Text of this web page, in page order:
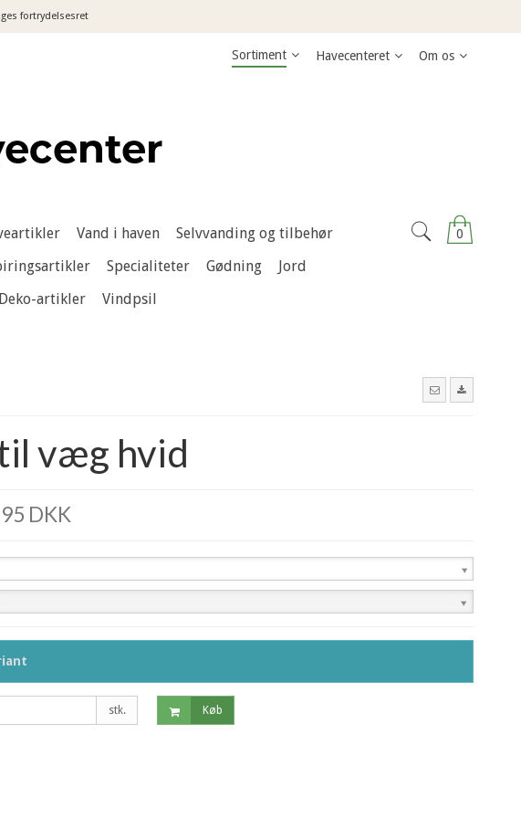
fortrydelsesret
Sortiment Havecenteret Om os
0
Vand i haven
Selvvanding og tilbehør
Specialiteter Gødning
Jord
Deko-artikler Vindpsil
væg hvid
DKK
stk. Køb